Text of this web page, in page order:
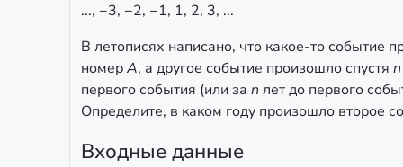
..., −3, −2, −1, 1, 2, 3, ...
В летописях написано, что какое-то событие
номерA, а другое событие произошло спустя n
первого события (или за n лет до первого
Определите, в каком году произошло второе
Входные данные